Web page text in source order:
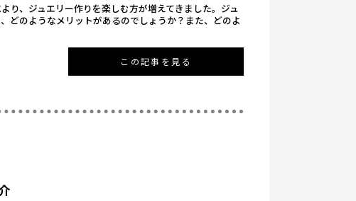
り、ジュエリー作りを楽しむ方が増えてきました。ジュ
どのようなメリットがあるのでしょうか？また、どのよ
この記事を見る